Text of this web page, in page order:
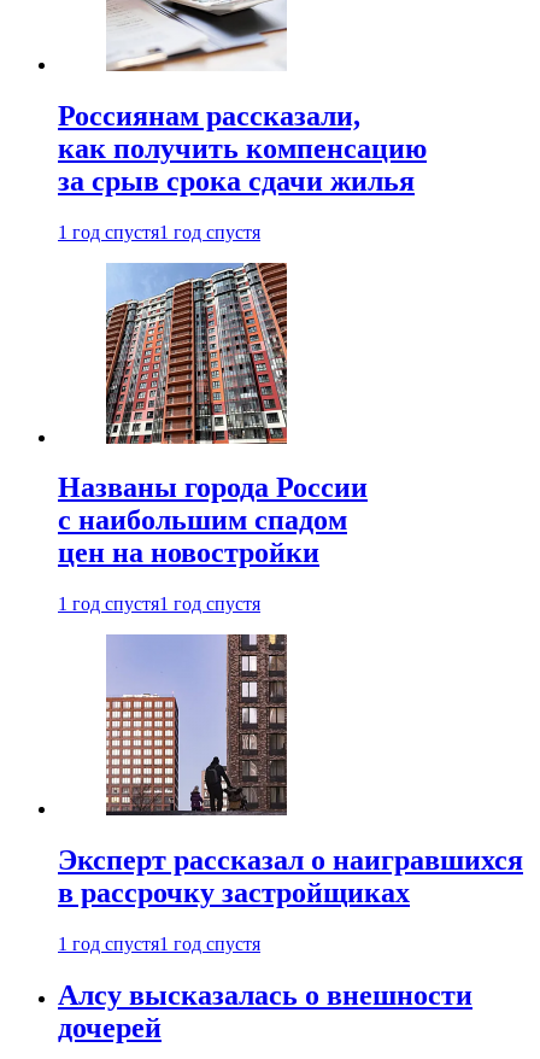
Россиянам рассказали,
как получить компенсацию
за срыв срока сдачи жилья
1 год спустя1 год спустя
Названы города России
с наибольшим спадом
цен на новостройки
1 год спустя1 год спустя
Эксперт рассказал о наигравшихся
в рассрочку застройщиках
1 год спустя1 год спустя
Алсу высказалась о внешности
дочерей